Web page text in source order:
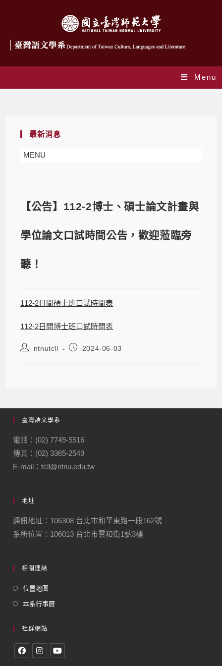
Menu
最新消息
MENU
【公告】112-2博士、碩士論文計畫與
學位論文口試時間公告，歡迎蒞臨旁
聽！
112-2日間碩士班口試時間表
112-2日間博士班口試時間表
ntnutcll 2024-06-03
臺灣語文學系
電話：(02) 7749-5516
傳真：(02) 3365-2549
E-mail：tcll@ntnu.edu.tw
地址
通訊地址：106308 台北市和平東路一段162號
系所位置：106013 台北市雲和街1號3樓
相關連結
位置地圖
本系行事曆
社群網站